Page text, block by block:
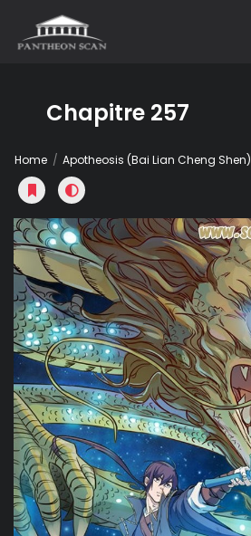
Chapitre 257
Home Apotheosis (Bai Lian Cheng Shen)